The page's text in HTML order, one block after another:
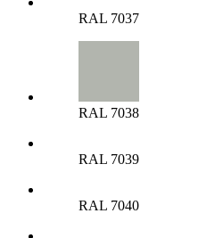
RAL 7037
RAL 7038
RAL 7039
RAL 7040